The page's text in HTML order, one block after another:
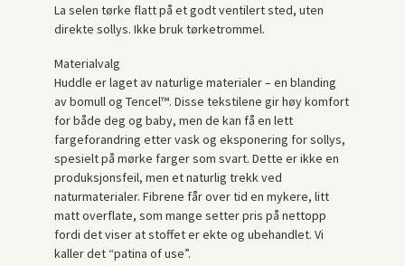
La selen tørke flatt på et godt ventilert sted, uten
direkte sollys. Ikke bruk tørketrommel.
Materialvalg
Huddle er laget av naturlige materialer – en blanding
av bomull og Tencel™. Disse tekstilene gir høy komfort
for både deg og baby, men de kan få en lett
fargeforandring etter vask og eksponering for sollys,
spesielt på mørke farger som svart. Dette er ikke en
produksjonsfeil, men et naturlig trekk ved
naturmaterialer. Fibrene får over tid en mykere, litt
matt overflate, som mange setter pris på nettopp
fordi det viser at stoffet er ekte og ubehandlet. Vi
kaller det “patina of use”.